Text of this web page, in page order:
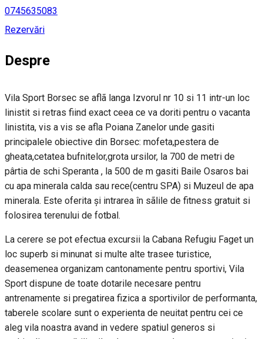
0745635083
Rezervări
Despre
Vila Sport Borsec se aflã langa Izvorul nr 10 si 11 intr-un loc
linistit si retras fiind exact ceea ce va doriti pentru o vacanta
linistita, vis a vis se afla Poiana Zanelor unde gasiti
principalele obiective din Borsec: mofeta,pestera de
gheata,cetatea bufnitelor,grota ursilor, la 700 de metri de
pârtia de schi Speranta , la 500 de m gasiti Baile Osaros bai
cu apa minerala calda sau rece(centru SPA) si Muzeul de apa
minerala. Este oferita și intrarea în sãlile de fitness gratuit si
folosirea terenului de fotbal.
La cerere se pot efectua excursii la Cabana Refugiu Faget un
loc superb si minunat si multe alte trasee turistice,
deasemenea organizam cantonamente pentru sportivi, Vila
Sport dispune de toate dotarile necesare pentru
antrenamente si pregatirea fizica a sportivilor de performanta,
taberele scolare sunt o experienta de neuitat pentru cei ce
aleg vila noastra avand in vedere spatiul generos si